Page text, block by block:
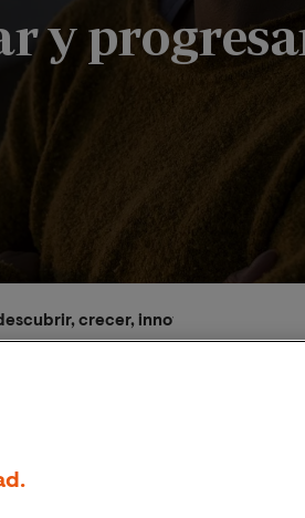
y
crecer, innovar y progresar